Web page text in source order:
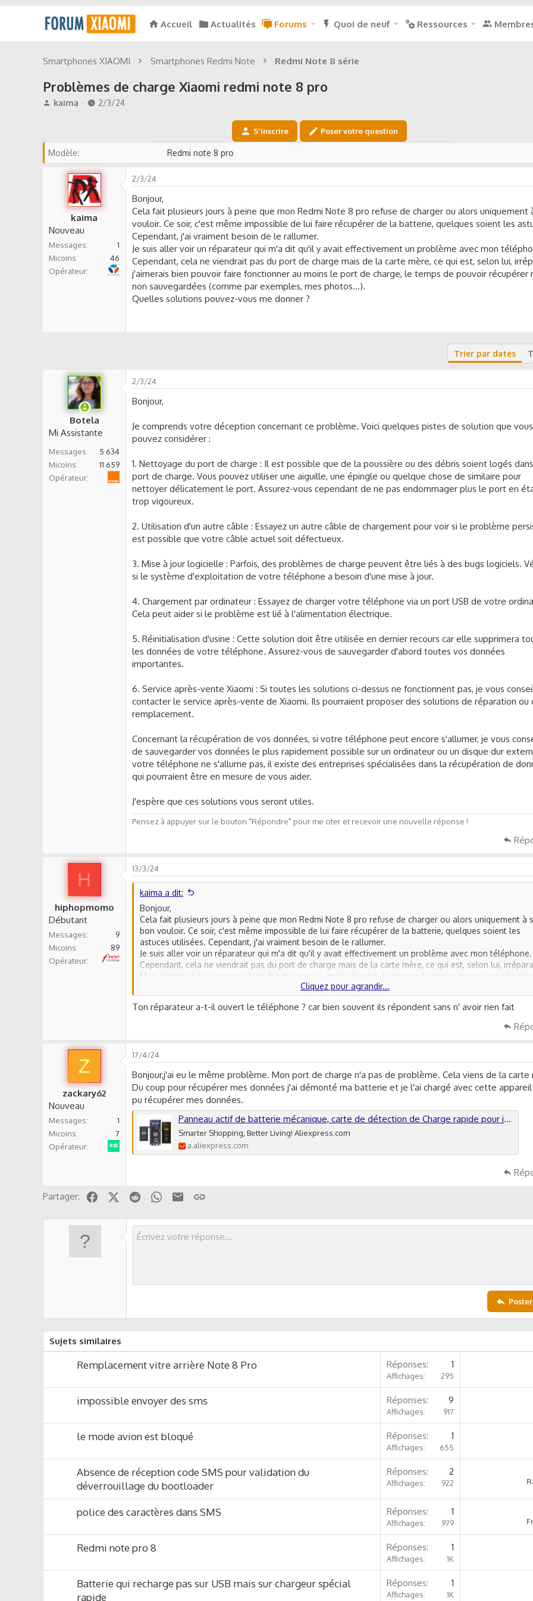
Accueil Actualités Forums Quoi de neuf Ressources
Smartphones XIAOMI Smartphones Redmi Note Redmi Note 8 série
Problèmes de charge Xiaomi redmi note 8 pro
A
u
r
i
c
u
s
kaima
D
d
é
b
u
2/3/24
S'inscrire Poser votre question
Modèle Redmi note 8 pro
kaima
Nouveau
Messages
1
Micoins
46
Opérateur
2/3/24
Bonjour,
Cela fait plusieurs jours à peine que mon Redmi Note 8 pro refuse de charger ou alors uniquement
vouloir. Ce soir, c'est même impossible de lui faire récupérer de la batterie, quelques soient les
Cependant, j'ai vraiment besoin de le rallumer.
Je suis aller voir un réparateur qui m'a dit qu'il y avait effectivement un problème avec mon
Cependant, cela ne viendrait pas du port de charge mais de la carte mère, ce qui est, selon lui,
j'aimerais bien pouvoir faire fonctionner au moins le port de charge, le temps de pouvoir récupérer
non sauvegardées (comme par exemples, mes photos...).
Quelles solutions pouvez-vous me donner ?
Trier par dates
Botela
Mi Assistante
Messages
5 634
Micoins
11 659
Opérateur
2/3/24
Bonjour,
Je comprends votre déception concernant ce problème. Voici quelques pistes de solution que vous
pouvez considérer :
1. Nettoyage du port de charge : Il est possible que de la poussière ou des débris soient logés
port de charge. Vous pouvez utiliser une aiguille, une épingle ou quelque chose de similaire pour
nettoyer délicatement le port. Assurez-vous cependant de ne pas endommager plus le port en
trop vigoureux.
2. Utilisation d'un autre câble : Essayez un autre câble de chargement pour voir si le problème
est possible que votre câble actuel soit défectueux.
3. Mise à jour logicielle : Parfois, des problèmes de charge peuvent être liés à des bugs logiciels.
si le système d'exploitation de votre téléphone a besoin d'une mise à jour.
4. Chargement par ordinateur : Essayez de charger votre téléphone via un port USB de votre
Cela peut aider si le problème est lié à l'alimentation électrique.
5. Réinitialisation d'usine : Cette solution doit être utilisée en dernier recours car elle supprimera
les données de votre téléphone. Assurez-vous de sauvegarder d'abord toutes vos données
importantes.
6. Service après-vente Xiaomi : Si toutes les solutions ci-dessus ne fonctionnent pas, je vous
contacter le service après-vente de Xiaomi. Ils pourraient proposer des solutions de réparation ou
remplacement.
Concernant la récupération de vos données, si votre téléphone peut encore s'allumer, je vous
de sauvegarder vos données le plus rapidement possible sur un ordinateur ou un disque dur
votre téléphone ne s'allume pas, il existe des entreprises spécialisées dans la récupération de
qui pourraient être en mesure de vous aider.
J'espère que ces solutions vous seront utiles.
Pensez à appuyer sur le bouton "Répondre" pour me citer et recevoir une nouvelle réponse !
H
hiphopmomo
Débutant
Messages
9
Micoins
89
Opérateur
13/3/24
kaima a dit:
Bonjour,
Cela fait plusieurs jours à peine que mon Redmi Note 8 pro refuse de charger ou alors uniquement à
bon vouloir. Ce soir, c'est même impossible de lui faire récupérer de la batterie, quelques soient les
astuces utilisées. Cependant, j'ai vraiment besoin de le rallumer.
Je suis aller voir un réparateur qui m'a dit qu'il y avait effectivement un problème avec mon téléphone.
Cependant, cela ne viendrait pas du port de charge mais de la carte mère, ce qui est, selon lui,
Mais j'aimerais bien pouvoir faire fonctionner au moins le port de charge, le temps de pouvoir
mes données non sauvegardées (comme par exemples, mes photos...).
Quelles solutions pouvez-vous me donner ?
Cliquez pour agrandir...
Ton réparateur a-t-il ouvert le téléphone ? car bien souvent ils répondent sans n' avoir rien fait
Z
zackary62
Nouveau
Messages
1
Micoins
7
Opérateur
17/4/24
Bonjour,j'ai eu le même problème. Mon port de charge n'a pas de problème. Cela viens de la carte
Du coup pour récupérer mes données j'ai démonté ma batterie et je l'ai chargé avec cette
pu récupérer mes données.
Panneau actif de batterie mécanique, carte de détection de Charge rapide pour iPhone 5-13 Pro Max, Samsung Xiaomi, Activation de téléphone Android - AliExpress 1420
Smarter Shopping, Better Living! Aliexpress.com
a.aliexpress.com
Partager: FacebookX (Twitter)
Reddit WhatsApp
Email
Sujets similaires
Remplacement vitre arrière Note 8 Pro Réponses 1
Affichages 295
impossible envoyer des sms Réponses 9
Affichages 917
le mode avion est bloqué Réponses 1
Affichages 655
Absence de réception code SMS pour validation du
déverrouillage du bootloader
Réponses 2
Affichages 922
police des caractères dans SMS Réponses 1
Affichages 979
Redmi note pro 8 Réponses 1
Affichages 1K
Batterie qui recharge pas sur USB mais sur chargeur spécial
rapide
Réponses 1
Affichages 1K